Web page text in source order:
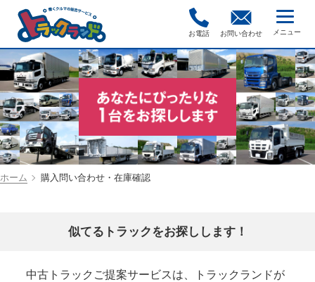
お電話 お問い合わせ
ホーム 購入問い合わせ・在庫確認
似てるトラックをお探しします！
中古トラックご提案サービスは、トラックランドが